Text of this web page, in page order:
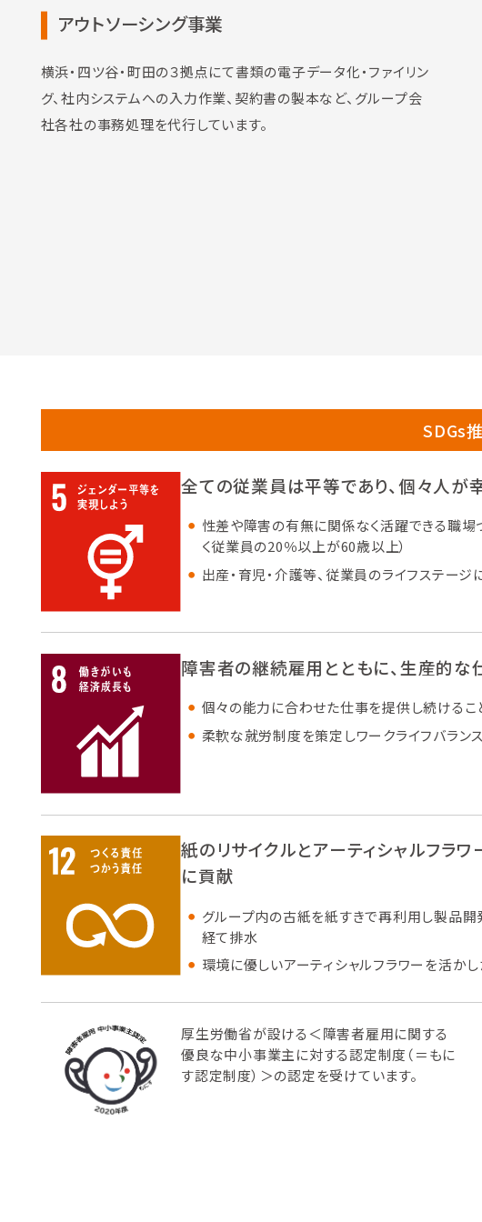
アウトソーシング事業
横浜・四ツ谷・町田の３拠点にて書類の電子データ化・ファイリン
グ、社内システムへの入力作業、契約書の製本など、グループ会
社各社の事務処理を代行しています。
SDGs
全ての従業員は平等であり、個々人が
性差や障害の有無に関係なく活躍できる職場
く従業員の20％以上が60歳以上）
出産・育児・介護等、従業員のライフステー
障害者の継続雇用とともに、生産的
個々の能力に合わせた仕事を提供し続けるこ
柔軟な就労制度を策定しワークライフバラン
紙のリサイクルとアーティシャルフラ
に貢献
グループ内の古紙を紙すきで再利用し製品
経て排水
環境に優しいアーティシャルフラワーを活かし
厚生労働省が設ける＜障害者雇用に関する
優良な中小事業主に対する認定制度（＝もに
す認定制度）＞の認定を受けています。